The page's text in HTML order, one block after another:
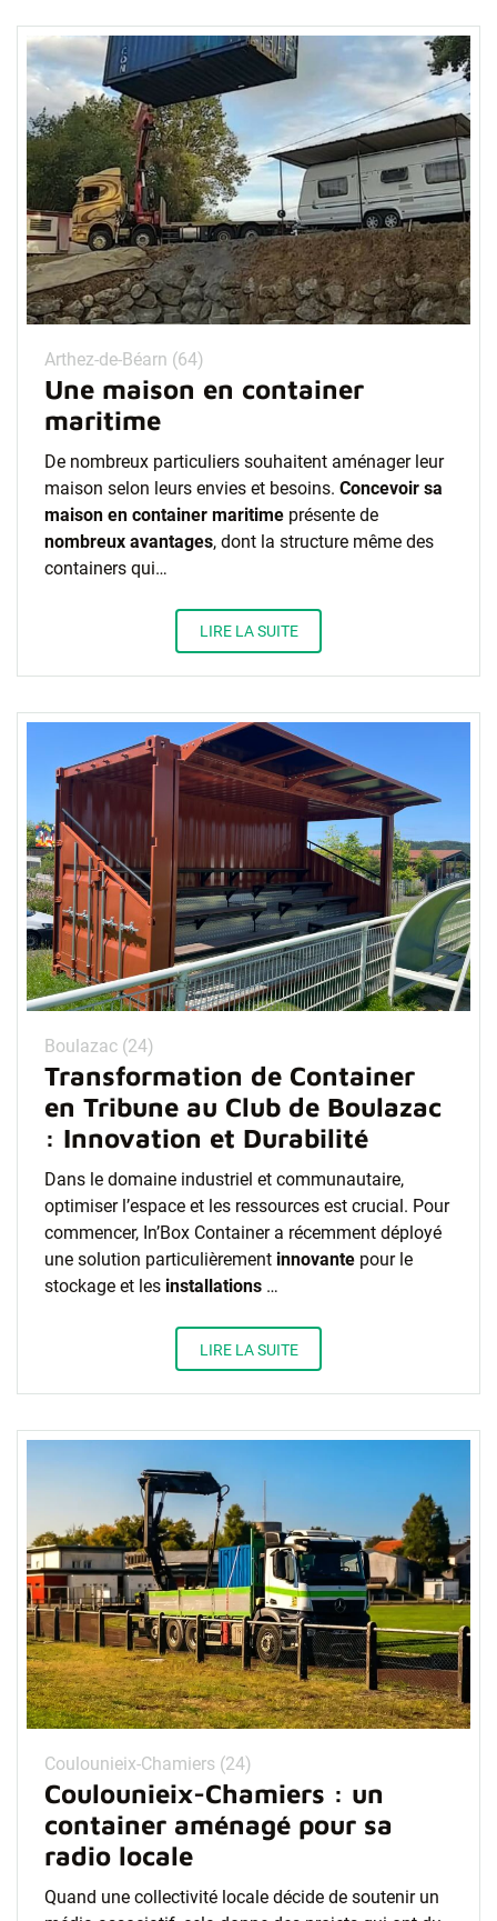
Arthez-de-Béarn (64)
Une maison en container
maritime
De nombreux particuliers souhaitent aménager leur
maison selon leurs envies et besoins. Concevoir sa
maison en container maritime présente de
nombreux avantages, dont la structure même des
containers qui…
LIRE LA SUITE
Boulazac (24)
Transformation de Container
en Tribune au Club de Boulazac
: Innovation et Durabilité
Dans le domaine industriel et communautaire,
optimiser l’espace et les ressources est crucial. Pour
commencer, In’Box Container a récemment déployé
une solution particulièrement innovante pour le
stockage et les installations …
LIRE LA SUITE
Coulounieix-Chamiers (24)
Coulounieix-Chamiers : un
container aménagé pour sa
radio locale
Quand une collectivité locale décide de soutenir un